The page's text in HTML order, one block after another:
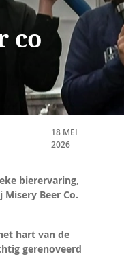
co
18 MEI
2026
bierervaring,
Beer Co.
hart van de
gerenoveerd